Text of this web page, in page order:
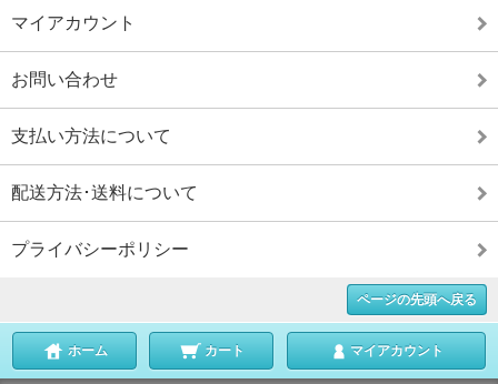
マイアカウント
お問い合わせ
支払い方法について
配送方法･送料について
プライバシーポリシー
ページの先頭へ戻る
ホーム カート マイアカウント